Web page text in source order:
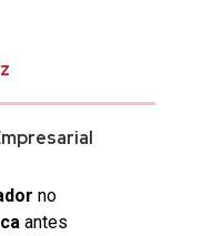
no
antes